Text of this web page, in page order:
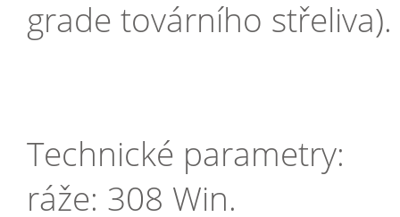
grade továrního střeliva).
Technické parametry:
ráže: 308 Win.